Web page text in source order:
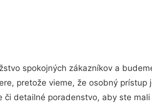
spokojných zákazníkov a
pretože vieme, že osobný prístup
detailné poradenstvo, aby ste